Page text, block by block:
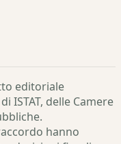
editoriale
ISTAT, delle Camere
hanno